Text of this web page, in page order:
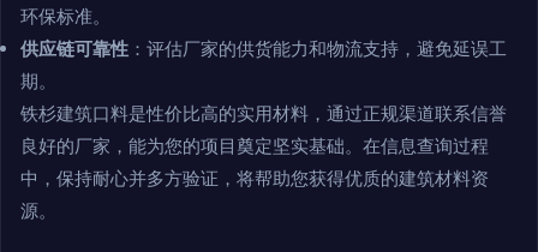
环保标准。
供应链可靠性 ：评估厂家的供货能力和物流支持，避免延误工
期。
铁杉建筑口料是性价比高的实用材料，通过正规渠道联系信誉
良好的厂家，能为您的项目奠定坚实基础。在信息查询过程
中，保持耐心并多方验证，将帮助您获得优质的建筑材料资
源。